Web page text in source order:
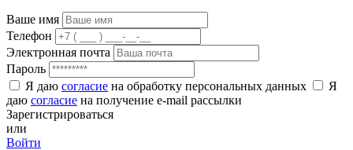
Ваше имя
Телефон
Электронная почта
Пароль
Я даю согласие на обработку персональных данных
Я
даю согласие на получение e-mail рассылки
Зарегистрироваться
или
Войти